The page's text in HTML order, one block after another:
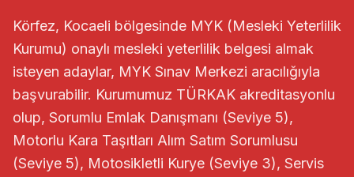
Körfez, Kocaeli bölgesinde MYK (Mesleki Yeterlilik
Kurumu) onaylı mesleki yeterlilik belgesi almak
isteyen adaylar, MYK Sınav Merkezi aracılığıyla
başvurabilir. Kurumumuz TÜRKAK akreditasyonlu
olup, Sorumlu Emlak Danışmanı (Seviye 5),
Motorlu Kara Taşıtları Alım Satım Sorumlusu
(Seviye 5), Motosikletli Kurye (Seviye 3), Servis